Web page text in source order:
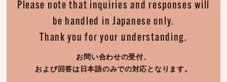
Please note that inquiries and responses will
be handled in Japanese only.
Thank you for your understanding.
お問い合わせの受付、
および回答は日本語のみでの対応となります。